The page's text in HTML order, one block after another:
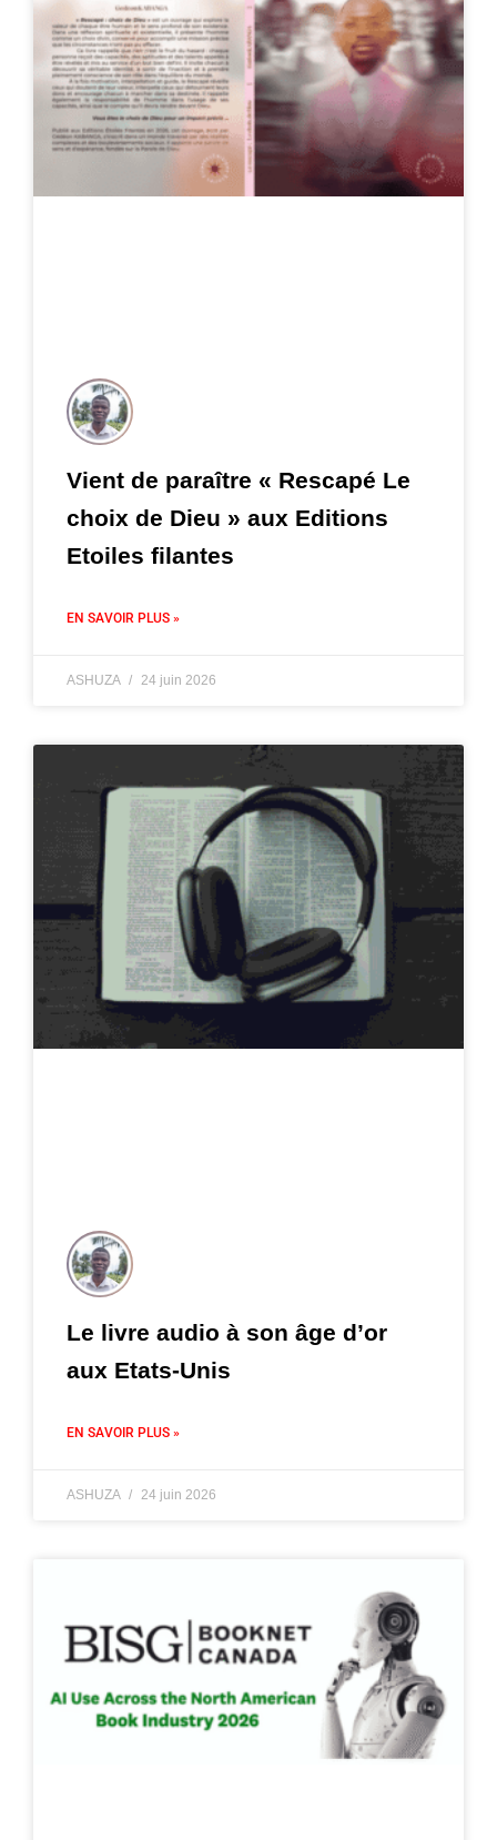
Vient de paraître « Rescapé Le
choix de Dieu » aux Editions
Etoiles filantes
EN SAVOIR PLUS »
ASHUZA 24 juin 2026
Le livre audio à son âge d’or
aux Etats-Unis
EN SAVOIR PLUS »
ASHUZA 24 juin 2026